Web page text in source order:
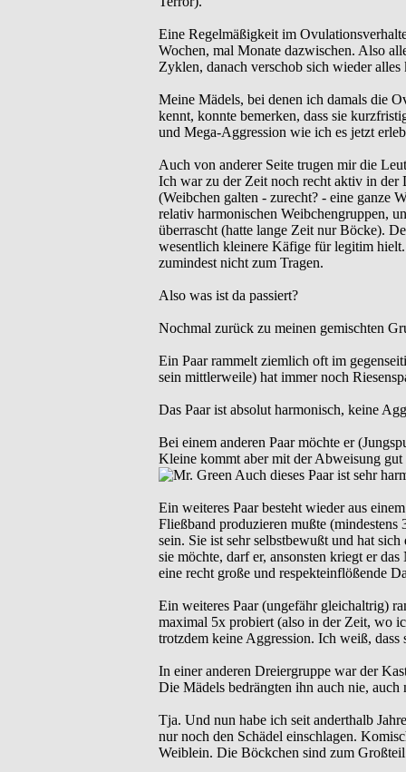
Eine Regelmäßigkeit im
Wochen, mal Monate dazwischen. Also
Zyklen, danach verschob sich wieder
Meine Mädels, bei denen ich damals die
kennt, konnte bemerken, dass sie
und Mega-Aggression wie ich es jetzt
Auch von anderer Seite trugen mir die
Ich war zu der Zeit noch recht aktiv in der
(Weibchen galten - zurecht? - eine ganze
relativ harmonischen Weibchengruppen,
überrascht (hatte lange Zeit nur Böcke).
wesentlich kleinere Käfige für legitim
zumindest nicht zum Tragen.
Also was ist da passiert?
Nochmal zurück zu meinen gemischten
Ein Paar rammelt ziemlich oft im
sein mittlerweile) hat immer noch
Das Paar ist absolut harmonisch, keine
Bei einem anderen Paar möchte er
Kleine kommt aber mit der Abweisung gut
Auch dieses Paar ist sehr
Ein weiteres Paar besteht wieder aus
Fließband produzieren mußte
sein. Sie ist sehr selbstbewußt und hat
sie möchte, darf er, ansonsten kriegt er
eine recht große und respekteinflößende
Ein weiteres Paar (ungefähr gleichaltrig)
maximal 5x probiert (also in der Zeit, wo
trotzdem keine Aggression. Ich weiß,
In einer anderen Dreiergruppe war der
Die Mädels bedrängten ihn auch nie,
Tja. Und nun habe ich seit anderthalb
nur noch den Schädel einschlagen.
Weiblein. Die Böckchen sind zum